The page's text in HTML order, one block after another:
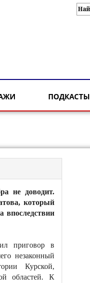
ПОДКАСТЫ
не доводит.
который
впоследствии
приговор в
незаконный
Курской,
областей. К